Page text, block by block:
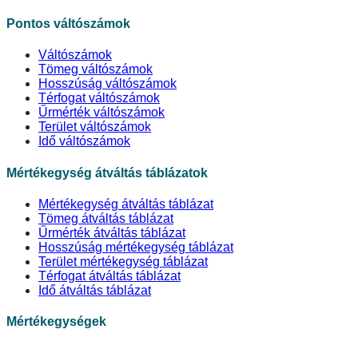
Pontos váltószámok
Váltószámok
Tömeg váltószámok
Hosszúság váltószámok
Térfogat váltószámok
Űrmérték váltószámok
Terület váltószámok
Idő váltószámok
Mértékegység átváltás táblázatok
Mértékegység átváltás táblázat
Tömeg átváltás táblázat
Űrmérték átváltás táblázat
Hosszúság mértékegység táblázat
Terület mértékegység táblázat
Térfogat átváltás táblázat
Idő átváltás táblázat
Mértékegységek